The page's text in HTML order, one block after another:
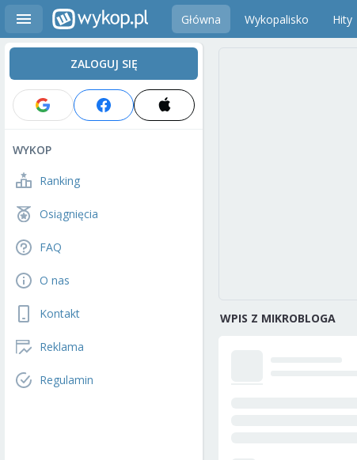
Główna Wykopalisko Hity
ZALOGUJ SIĘ
WYKOP
Ranking
Osiągnięcia
FAQ
O nas
Kontakt
Reklama
Regulamin
WPIS Z MIKROBLOGA